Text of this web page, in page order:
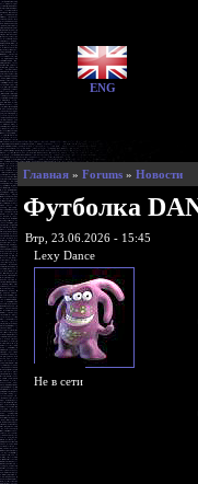
ENG
Главная» Forums» Новости
Футболка
Втр, 23.06.2026 - 15:45
Lexy Dance
Не в сети